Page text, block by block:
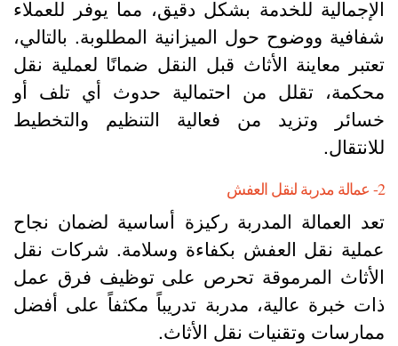
للخدمة بشكل دقيق، مما يوفر للعملاء
ووضوح حول الميزانية المطلوبة. بالتالي،
معاينة الأثاث قبل النقل ضمانًا لعملية نقل
تقلل من احتمالية حدوث أي تلف أو
وتزيد من فعالية التنظيم والتخطيط
العمالة المدربة ركيزة أساسية لضمان نجاح
نقل العفش بكفاءة وسلامة. شركات نقل
المرموقة تحرص على توظيف فرق عمل
خبرة عالية، مدربة تدريباً مكثفاً على أفضل
وتقنيات نقل الأثاث.